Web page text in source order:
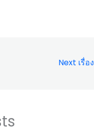
Next เรื่อง